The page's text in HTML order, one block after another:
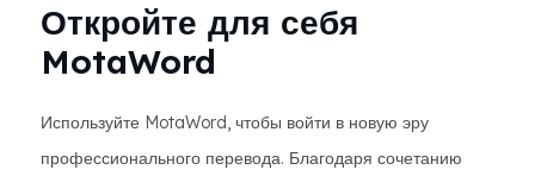
Откройте для себя
MotaWord
Используйте MotaWord, чтобы войти в новую эру
профессионального перевода. Благодаря сочетанию